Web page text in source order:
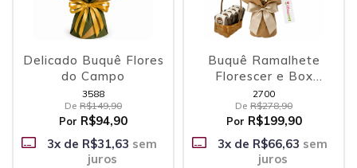
Delicado Buquê Flores
do Campo
3588
De R$149,90
Por R$94,90
3x de R$31,63 sem
juros
Buquê Ramalhete
Florescer e Box
Brownies
2700
De R$278,90
Por R$199,90
3x de R$66,63 sem
juros